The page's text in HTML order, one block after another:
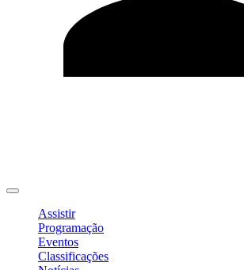
Assistir
Programação
Eventos
Classificações